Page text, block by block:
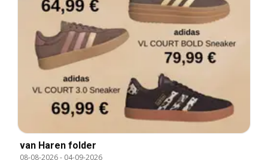
van Haren folder
08-08-2026- 04-09-2026